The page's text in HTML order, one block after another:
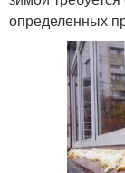
определенных